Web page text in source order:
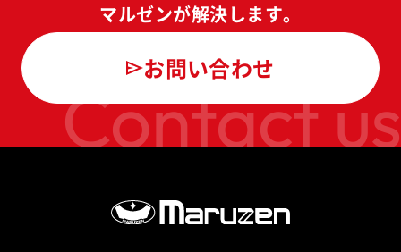
Contact us
マルゼンが解決します。
お問い合わせ